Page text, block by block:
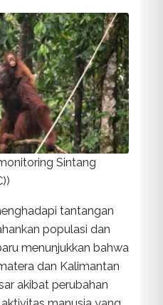
Sintang
tantangan
populasi dan
menunjukkan bahwa
dan Kalimantan
akibat perubahan